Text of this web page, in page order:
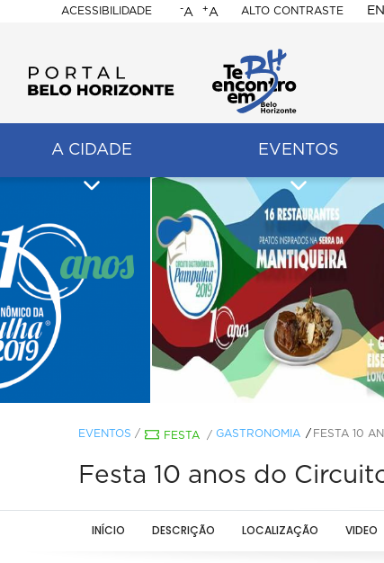
ACESSIBILIDADE
BELO
HORIZONTE
-A +A ALTO CONTRASTE EN
A CIDADE EVENTOS
EVENTOS / FESTA / GASTRONOMIA FESTA 10
Festa 10 anos do
INÍCIO DESCRIÇÃO LOCALIZAÇÃO VIDEO